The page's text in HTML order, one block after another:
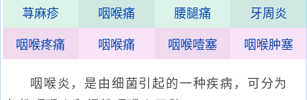
荨麻疹 咽喉痛 腰腿痛 牙周炎
咽喉疼痛 咽喉痛 咽喉噎塞 咽喉肿塞
咽喉炎，是由细菌引起的一种疾病，可分为